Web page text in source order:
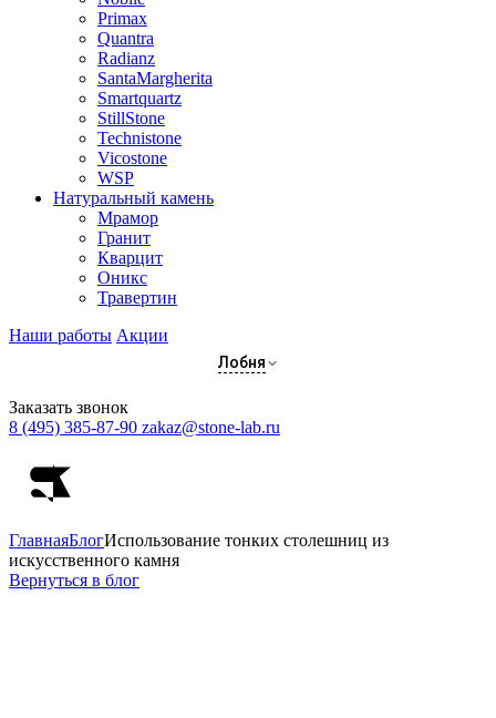
Primax
Quantra
Radianz
SantaMargherita
Smartquartz
StillStone
Technistone
Vicostone
WSP
Натуральный камень
Мрамор
Гранит
Кварцит
Оникс
Травертин
Наши работы Акции
Лобня
Заказать звонок
8 (495) 385-87-90 zakaz@stone-lab.ru
ГлавнаяБлогИспользование тонких столешниц из
искусственного камня
Вернуться в блог